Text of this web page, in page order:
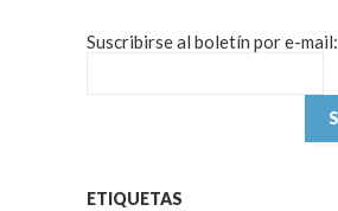
Suscribirse al boletín por e-mail:
ETIQUETAS